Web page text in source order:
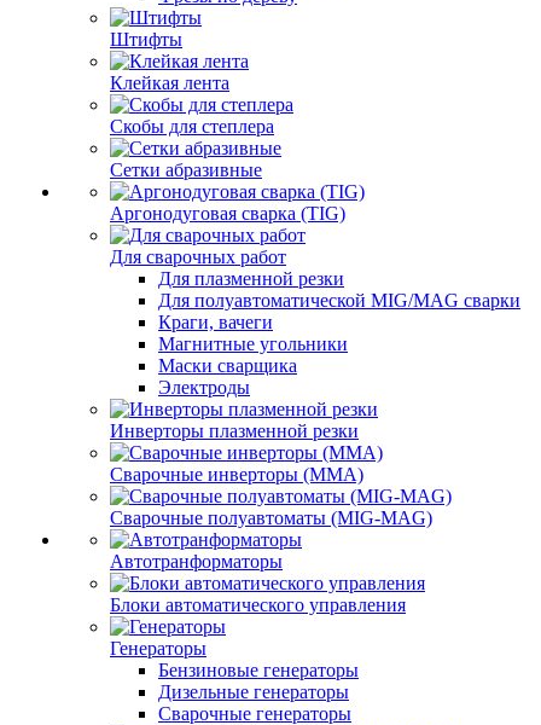
Штифты
Клейкая лента
Скобы для степлера
Сетки абразивные
Аргонодуговая сварка (TIG)
Для сварочных работ
Для плазменной резки
Для полуавтоматической MIG/MAG сварки
Краги, вачеги
Магнитные угольники
Маски сварщика
Электроды
Инверторы плазменной резки
Сварочные инверторы (MMA)
Сварочные полуавтоматы (MIG-MAG)
Автотранформаторы
Блоки автоматического управления
Генераторы
Бензиновые генераторы
Дизельные генераторы
Сварочные генераторы